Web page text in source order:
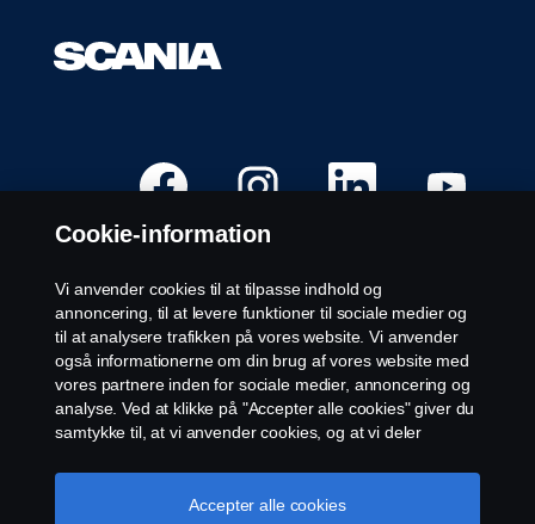
b
n
r
n
y
f
a
n
e
b
n
r
i
n
n
y
f
a
n
e
.
Å
n
n
n
y
f
a
n
e
n
y
f
a
n
e
Ledige stillinger
Karriere lokationer
Kontakt os
Om Scania
Juridisk meddelelse
Fortrolighedserklæring
Cookie-information
Vi anvender cookies til at tilpasse indhold og
annoncering, til at levere funktioner til sociale medier og
til at analysere trafikken på vores website. Vi anvender
også informationerne om din brug af vores website med
vores partnere inden for sociale medier, annoncering og
analyse. Ved at klikke på "Accepter alle cookies" giver du
samtykke til, at vi anvender cookies, og at vi deler
vi bruger cookies, kan du besøge vores afsnit om
cookies, som du kan finde ved enten at klikke på linket
Accepter alle cookies